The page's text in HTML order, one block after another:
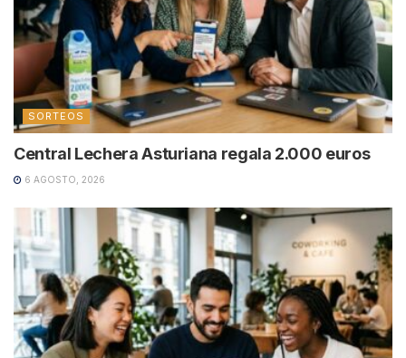
SORTEOS
Central Lechera Asturiana regala 2.000 euros
6 AGOSTO, 2026